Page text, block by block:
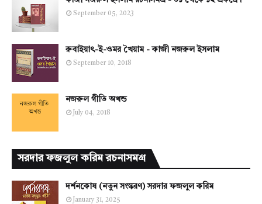
September 05, 2023
রুবাইয়াৎ-ই-ওমর খৈয়াম - কাজী নজরুল ইসলাম
September 10, 2018
নজরুল গীতি অখন্ড
July 04, 2018
সরদার ফজলুল করিম রচনাসমগ্র
দর্শনকোষ (নতুন সংস্করণ) সরদার ফজলুল করিম
January 31, 2025